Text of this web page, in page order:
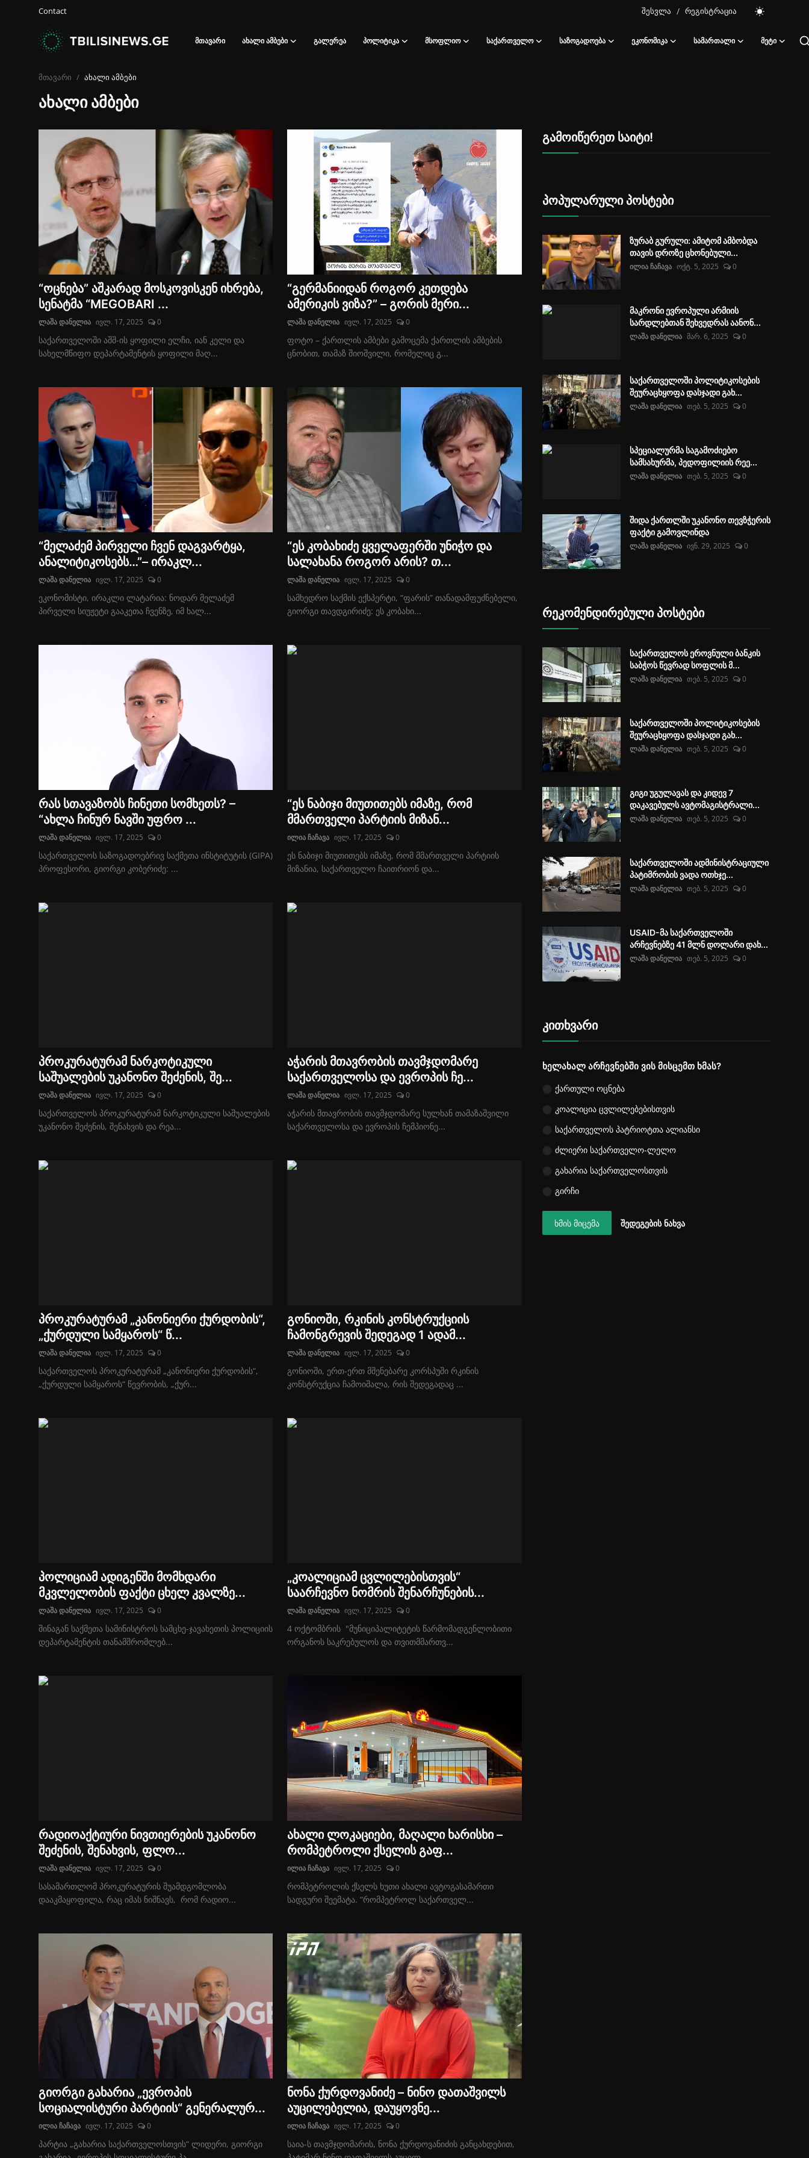
Contact შესვლა / რეგისტრაცია
ᲛᲗᲐᲕᲐᲠᲘ ᲐᲮᲐᲚᲘ ᲐᲛᲑᲔᲑᲘ ᲒᲐᲚᲔᲠᲔᲐ ᲞᲝᲚᲘᲢᲘᲙᲐ ᲛᲡᲝᲤᲚᲘᲝ ᲡᲐᲥᲐᲠᲗᲕᲔᲚᲝ ᲡᲐᲖᲝᲒᲐᲓᲝᲔᲑᲐ ᲔᲙᲝᲜᲝᲛᲘᲙᲐ ᲡᲐᲛᲐᲠᲗᲐᲚᲘ ᲛᲔᲢᲘ
რეგისტრაცია
ახალი ამბები
მსოფლიო
საქართველო
საზოგადოება
ეკონომიკა
სამართალი
შოუ-ბიზნესი
აგროსიახლეები
მთავარი ახალი ამბები
ახალი ამბები
“ოცნება” აშკარად მოსკოვისკენ იხრება,
სენატმა “MEGOBARI ...
ლაშა დანელია ივლ. 17, 2025 0
საქართველოში აშშ-ის ყოფილი ელჩი, იან კელი და
სახელმწიფო დეპარტამენტის ყოფილი მაღ...
“გერმანიიდან როგორ კეთდება
ამერიკის ვიზა?” – გორის მერი...
ლაშა დანელია ივლ. 17, 2025 0
ფოტო – ქართლის ამბები გამოცემა ქართლის ამბების
ცნობით, თამაზ შიოშვილი, რომელიც გ...
“მელაძემ პირველი ჩვენ დაგვარტყა,
ანალიტიკოსებს…”– ირაკლ...
ლაშა დანელია ივლ. 17, 2025 0
ეკონომისტი, ირაკლი ლატარია: ნოდარ მელაძემ
პირველი სიუჟეტი გააკეთა ჩვენზე, იმ ხალ...
“ეს კობახიძე ყველაფერში უნიჭო და
სალახანა როგორ არის? თ...
ლაშა დანელია ივლ. 17, 2025 0
სამხედრო საქმის ექსპერტი, “ფარის” თანადამფუძნებელი,
გიორგი თავდგირიძე: ეს კობახი...
რას სთავაზობს ჩინეთი სომხეთს? –
“ახლა ჩინურ ნავში უფრო ...
ლაშა დანელია ივლ. 17, 2025 0
საქართველოს საზოგადოებრივ საქმეთა ინსტიტუტის (GIPA)
პროფესორი, გიორგი კობერიძე: ...
“ეს ნაბიჯი მიუთითებს იმაზე, რომ
მმართველი პარტიის მიზან...
ილია ჩაჩავა ივლ. 17, 2025 0
ეს ნაბიჯი მიუთითებს იმაზე, რომ მმართველი პარტიის
მიზანია, საქართველო ჩაითრიონ და...
პროკურატურამ ნარკოტიკული
საშუალების უკანონო შეძენის, შე...
ლაშა დანელია ივლ. 17, 2025 0
საქართველოს პროკურატურამ ნარკოტიკული საშუალების
უკანონო შეძენის, შენახვის და რეა...
აჭარის მთავრობის თავმჯდომარე
საქართველოსა და ევროპის ჩე...
ლაშა დანელია ივლ. 17, 2025 0
აჭარის მთავრობის თავმჯდომარე სულხან თამაზაშვილი
საქართველოსა და ევროპის ჩემპიონე...
პროკურატურამ „კანონიერი ქურდობის“,
„ქურდული სამყაროს“ წ...
ლაშა დანელია ივლ. 17, 2025 0
საქართველოს პროკურატურამ „კანონიერი ქურდობის“,
„ქურდული სამყაროს“ წევრობის, „ქურ...
გონიოში, რკინის კონსტრუქციის
ჩამონგრევის შედეგად 1 ადამ...
ლაშა დანელია ივლ. 17, 2025 0
გონიოში, ერთ-ერთ მშენებარე კორსპუში რკინის
კონსტრუქცია ჩამოიშალა, რის შედეგადაც ...
პოლიციამ ადიგენში მომხდარი
მკვლელობის ფაქტი ცხელ კვალზე...
ლაშა დანელია ივლ. 17, 2025 0
შინაგან საქმეთა სამინისტროს სამცხე-ჯავახეთის პოლიციის
დეპარტამენტის თანამშრომლებ...
„კოალიციამ ცვლილებისთვის“
საარჩევნო ნომრის შენარჩუნების...
ლაშა დანელია ივლ. 17, 2025 0
4 ოქტომბრის "მუნიციპალიტეტის წარმომადგენლობითი
ორგანოს საკრებულოს და თვითმმართვ...
რადიოაქტიური ნივთიერების უკანონო
შეძენის, შენახვის, ფლო...
ლაშა დანელია ივლ. 17, 2025 0
სასამართლომ პროკურატურის შუამდგომლობა
დააკმაყოფილა, რაც იმას ნიშნავს, რომ რადიო...
ახალი ლოკაციები, მაღალი ხარისხი –
რომპეტროლი ქსელის გაფ...
ილია ჩაჩავა ივლ. 17, 2025 0
რომპეტროლის ქსელს ხუთი ახალი ავტოგასამართი
სადგური შეემატა. “რომპეტროლ საქართველ...
გიორგი გახარია „ევროპის
სოციალისტური პარტიის“ გენერალურ...
ილია ჩაჩავა ივლ. 17, 2025 0
პარტია „გახარია საქართველოსთვის“ ლიდერი, გიორგი
ნონა ქურდოვანიძე – ნინო დათაშვილს
აუცილებელია, დაუყოვნე...
ილია ჩაჩავა ივლ. 17, 2025 0
საია-ს თავმჯდომარის, ნონა ქურდოვანიძის განცახდებით,
გამოიწერეთ საიტი!
პოპულარული პოსტები
ზურაბ გურული: ამიტომ ამბობდა
თავის დროზე ცხონებული...
ილია ჩაჩავა ოქტ. 5, 2025 0
მაკრონი ევროპული არმიის
სარდლებთან შეხვედრას აანონ...
ლაშა დანელია მარ. 6, 2025 0
საქართველოში პოლიტიკოსების
შეურაცხყოფა დასჯადი გახ...
ლაშა დანელია თებ. 5, 2025 0
სპეციალურმა საგამოძიებო
სამსახურმა, პედოფილიის რეე...
ლაშა დანელია თებ. 5, 2025 0
შიდა ქართლში უკანონო თევზჭერის
ფაქტი გამოვლინდა
ლაშა დანელია ივნ. 29, 2025 0
რეკომენდირებული პოსტები
საქართველოს ეროვნული ბანკის
საბჭოს წევრად სოფლის მ...
ლაშა დანელია თებ. 5, 2025 0
საქართველოში პოლიტიკოსების
შეურაცხყოფა დასჯადი გახ...
ლაშა დანელია თებ. 5, 2025 0
გიგი უგულავას და კიდევ 7
დაკავებულს ავტომაგისტრალი...
ლაშა დანელია თებ. 5, 2025 0
საქართველოში ადმინისტრაციული
პატიმრობის ვადა ოთხჯე...
ლაშა დანელია თებ. 5, 2025 0
USAID-მა საქართველოში
არჩევნებზე 41 მლნ დოლარი დახ...
ლაშა დანელია თებ. 5, 2025 0
კითხვარი
ხელახალ არჩევნებში ვის მისცემთ ხმას?
ქართული ოცნება
კოალიცია ცვლილებებისთვის
საქართველოს პატრიოტთა ალიანსი
ძლიერი საქართველო-ლელო
გახარია საქართველოსთვის
გირჩი
ხმის მიცემა შედეგების ნახვა